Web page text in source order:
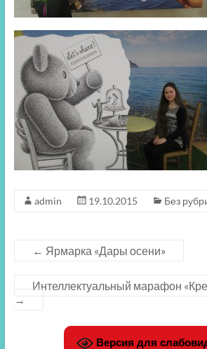
admin 19.10.2015 Без
← Ярмарка «Дары осени»
Интеллектуальный марафон
→
Версия для